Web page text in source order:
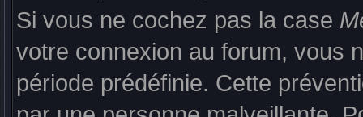
Si vous ne cochez pas la case
votre connexion au forum, vous
période prédéfinie. Cette